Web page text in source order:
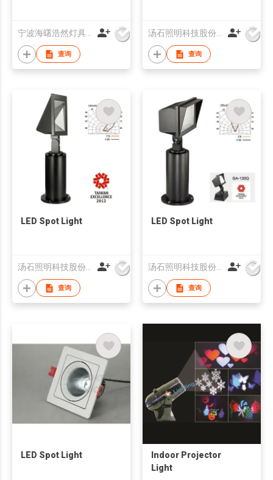
宁波海曙浩然灯具有限公司
查询
汤石照明科技股份有限公司
查询
LED Spot Light
汤石照明科技股份有限公司
查询
LED Spot Light
汤石照明科技股份有限公司
查询
LED Spot Light
Indoor Projector
Light